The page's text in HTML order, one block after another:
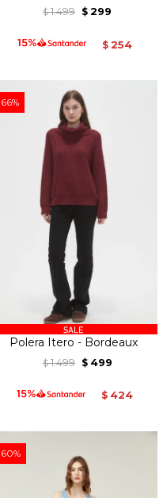
$ 1.499 $ 299
$ 254
66
Polera Itero - Bordeaux
$ 1.499 $ 499
$ 424
60